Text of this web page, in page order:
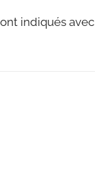
indiqués avec